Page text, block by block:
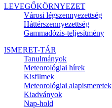
LEVEGŐKÖRNYEZET
Városi légszennyezettség
Háttérszennyezettség
Gammadózis-teljesítmény
ISMERET-TÁR
Tanulmányok
Meteorológiai hírek
Kisfilmek
Meteorológiai alapismeretek
Kiadványok
Nap-hold